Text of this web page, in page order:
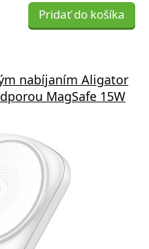
Pridať do košíka
nabíjaním Aligator
MagSafe 15W